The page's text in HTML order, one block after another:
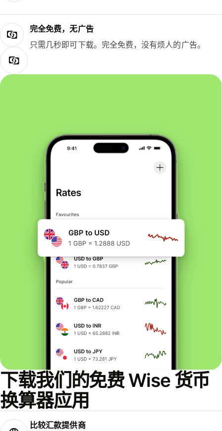
完全免费，无广告
只需几秒即可下载。完全免费，没有烦人的广告。
下载我们的免费 Wise 货币
换算器应用
比较汇款提供商